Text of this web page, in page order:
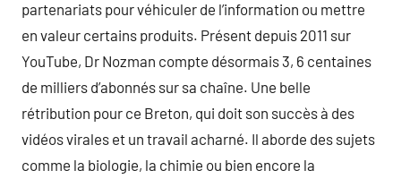
partenariats pour véhiculer de l’information ou mettre
en valeur certains produits. Présent depuis 2011 sur
YouTube, Dr Nozman compte désormais 3, 6 centaines
de milliers d’abonnés sur sa chaîne. Une belle
rétribution pour ce Breton, qui doit son succès à des
vidéos virales et un travail acharné. Il aborde des sujets
comme la biologie, la chimie ou bien encore la